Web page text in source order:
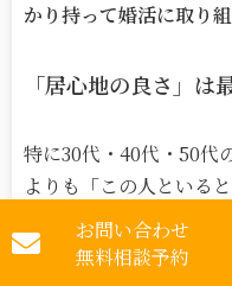
かり持って婚活に取り
「居心地の良さ」
特に30代・ 40代・ 50代
よりも「この人といる
出てくる」という感覚
て重要です。
お問い合わせ
無料相談予約